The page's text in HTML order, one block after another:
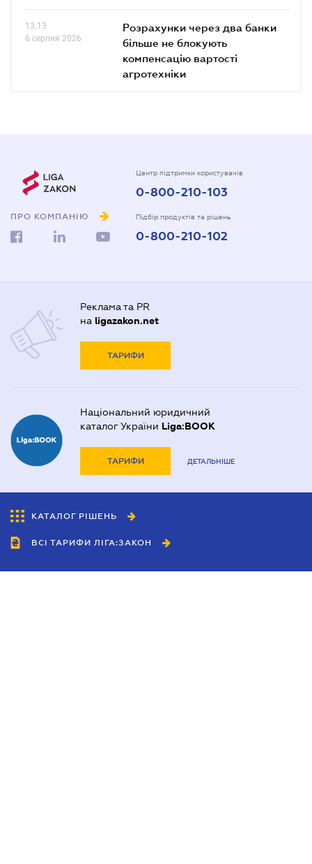
13.13
6 серпня 2026
Розрахунки через два банки
більше не блокують
компенсацію вартості
агротехніки
ПРО КОМПАНІЮ
Центр підтримки користувачів
0-800-210-103
Підбір продуктів та рішень
0-800-210-102
Реклама та PR
на ligazakon.net
ТАРИФИ
Національний юридичний
каталог України Liga:BOOK
ТАРИФИ ДЕТАЛЬНІШЕ
КАТАЛОГ РІШЕНЬ
ВСІ ТАРИФИ ЛІГА:ЗАКОН